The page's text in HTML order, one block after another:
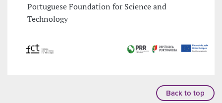
Portuguese Foundation for Science and
Technology
Back to top